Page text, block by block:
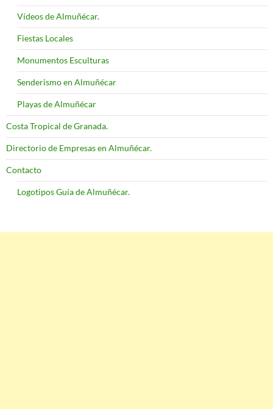
Vídeos de Almuñécar.
Fiestas Locales
Monumentos Esculturas
Senderismo en Almuñécar
Playas de Almuñécar
Costa Tropical de Granada.
Directorio de Empresas en Almuñécar.
Contacto
Logotipos Guía de Almuñécar.